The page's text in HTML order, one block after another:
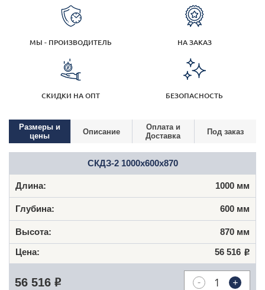
МЫ - ПРОИЗВОДИТЕЛЬ НА ЗАКАЗ
СКИДКИ НА ОПТ БЕЗОПАСНОСТЬ
Размеры и
цены
Описание
Оплата и
Доставка
Под заказ
СКДЗ-2 1000x600x870
1000 мм
600 мм
870 мм
56 516 Р
- +
56 516 Р